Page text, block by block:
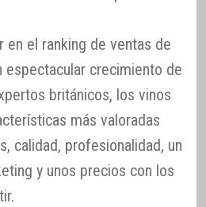
en el ranking de ventas de
espectacular crecimiento de
británicos, los vinos
más valoradas
calidad, profesionalidad, un
y unos precios con los